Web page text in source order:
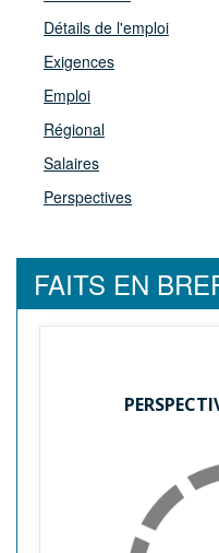
Détails de l'emploi
Exigences
Emploi
Régional
Salaires
Perspectives
FAITS EN